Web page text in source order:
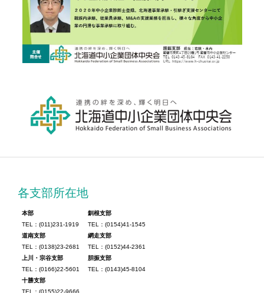
各支部所在地
本部
TEL：(011)231-1919
道南支部
TEL：(0138)23-2681
上川・宗谷支部
TEL：(0166)22-5601
十勝支部
TEL：(0155)22-9666
釧根支部
TEL：(0154)41-1545
網走支部
TEL：(0152)44-2361
胆振支部
TEL：(0143)45-8104